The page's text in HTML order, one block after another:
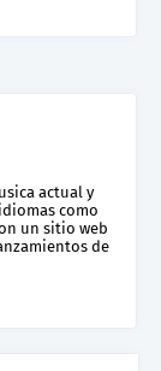
actual y
como
un sitio web
de